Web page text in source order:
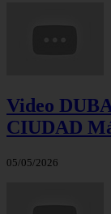
Video
CIUDAD
05/05/2026